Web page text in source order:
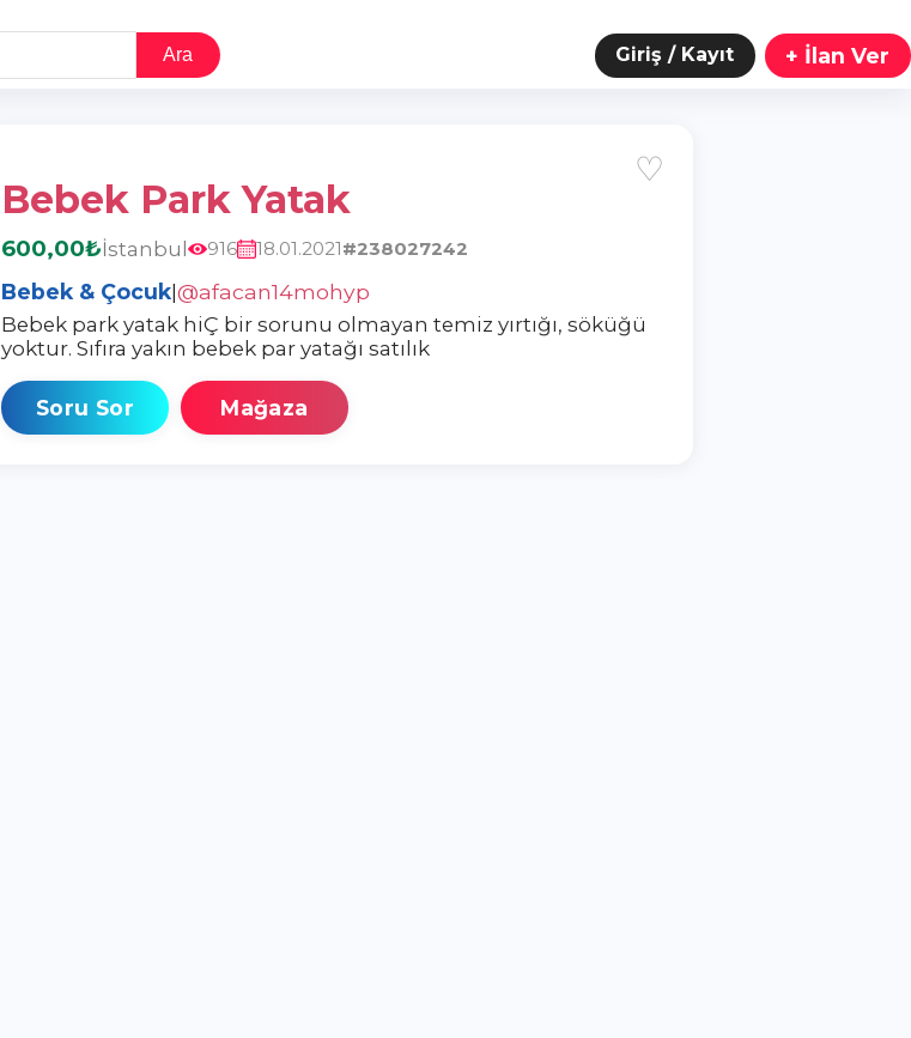
Ara Giriş / Kayıt + İlan Ver
Bebek Park Yatak
♡
600,00₺İstanbul 916 18.01.2021#238027242
Bebek & Çocuk|@afacan14mohyp
Bebek park yatak hiÇ bir sorunu olmayan temiz yırtığı, söküğü
yoktur. Sıfıra yakın bebek par yatağı satılık
Soru Sor Mağaza